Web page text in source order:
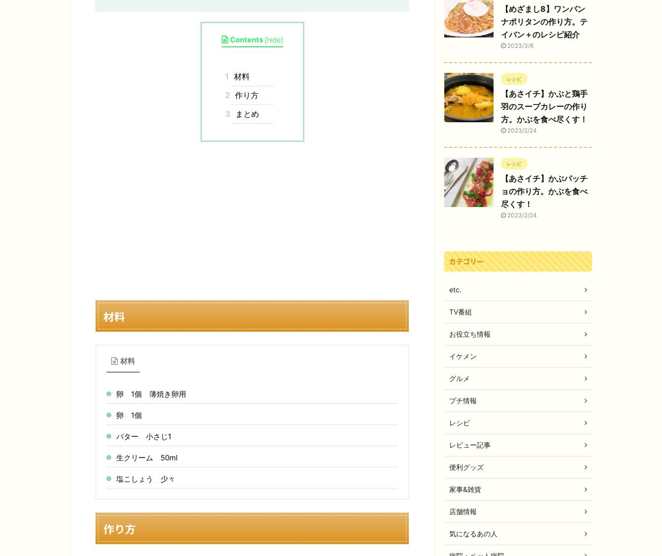
Contents [hide]
1 材料
2 作り方
3
まとめ
材料
材料
卵 1個 薄焼き卵用
卵 1個
バター 小さじ1
生クリーム 50ml
塩こしょう 少々
作り方
【めざまし8】ワンパン
ナポリタンの作り方。テ
イバン＋のレシピ紹介
2023/3/6
レシピ
【あさイチ】かぶと鶏手
羽のスープカレーの作り
方。かぶを食べ尽くす！
2023/2/24
レシピ
【あさイチ】かぶパッチ
ョの作り方。かぶを食べ
尽くす！
2023/2/24
カテゴリー
etc.
TV番組
お役立ち情報
イケメン
グルメ
プチ情報
レシピ
レビュー記事
便利グッズ
家事&雑貨
店舗情報
気になるあの人